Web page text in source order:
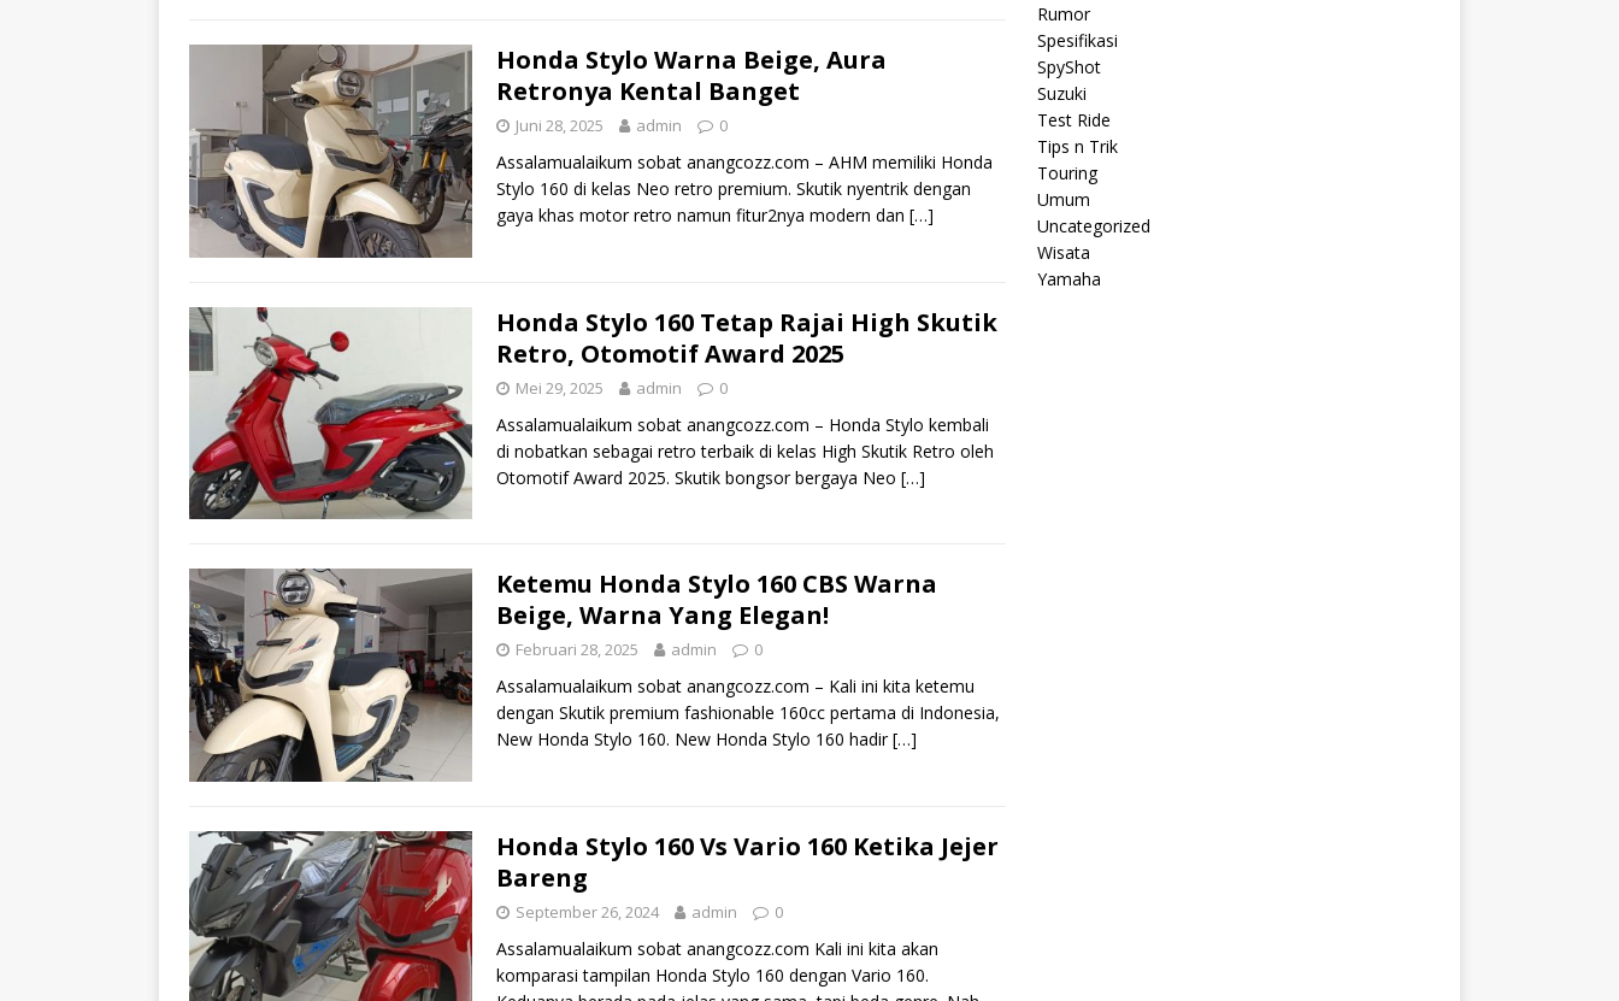
Honda Stylo Warna Beige, Aura
Retronya Kental Banget
Juni 28, 2025 admin 0
Assalamualaikum sobat anangcozz.com – AHM memiliki Honda
Stylo 160 di kelas Neo retro premium. Skutik nyentrik dengan
gaya khas motor retro namun fitur2nya modern dan […]
Honda Stylo 160 Tetap Rajai High Skutik
Retro, Otomotif Award 2025
Mei 29, 2025 admin 0
Assalamualaikum sobat anangcozz.com – Honda Stylo kembali
di nobatkan sebagai retro terbaik di kelas High Skutik Retro oleh
Otomotif Award 2025. Skutik bongsor bergaya Neo […]
Ketemu Honda Stylo 160 CBS Warna
Beige, Warna Yang Elegan!
Februari 28, 2025 admin 0
Assalamualaikum sobat anangcozz.com – Kali ini kita ketemu
dengan Skutik premium fashionable 160cc pertama di Indonesia,
New Honda Stylo 160. New Honda Stylo 160 hadir[…]
Honda Stylo 160 Vs Vario 160 Ketika Jejer
Bareng
September 26, 2024 admin 0
Assalamualaikum sobat anangcozz.com Kali ini kita akan
komparasi tampilan Honda Stylo 160 dengan Vario 160.
Rumor
Spesifikasi
SpyShot
Suzuki
Test Ride
Tips n Trik
Touring
Umum
Uncategorized
Wisata
Yamaha